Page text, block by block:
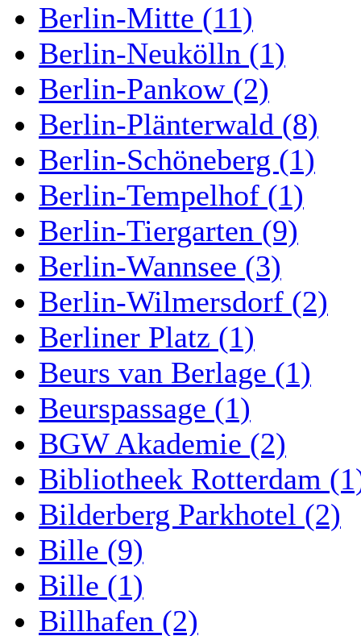
Berlin-Mitte (11)
Berlin-Neukölln (1)
Berlin-Pankow (2)
Berlin-Plänterwald (8)
Berlin-Schöneberg (1)
Berlin-Tempelhof (1)
Berlin-Tiergarten (9)
Berlin-Wannsee (3)
Berlin-Wilmersdorf (2)
Berliner Platz (1)
Beurs van Berlage (1)
Beurspassage (1)
BGW Akademie (2)
Bibliotheek Rotterdam
Bilderberg Parkhotel (2)
Bille (9)
Bille (1)
Billhafen (2)